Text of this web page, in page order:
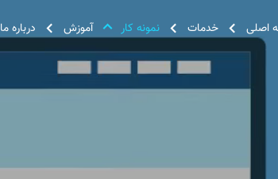
اصلی خدمات نمونه کار آموزش درباره ما